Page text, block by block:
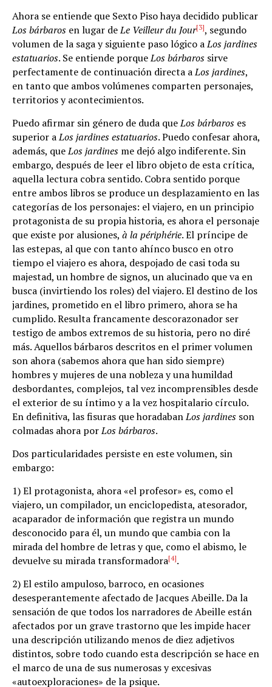
Ahora se entiende que Sexto Piso haya decidido publicar
Los bárbaros en lugar deLe Veilleur du Jour[3], segundo
volumen de la saga y siguiente paso lógico aLos jardines
estatuarios. Se entiende porqueLos bárbaros sirve
perfectamente de continuación directa aLos jardines,
en tanto que ambos volúmenes comparten personajes,
territorios y acontecimientos.
Puedo afirmar sin género de duda queLos bárbaros es
superior aLos jardines estatuarios. Puedo confesar ahora,
además, queLos jardines me dejó algo indiferente. Sin
embargo, después de leer el libro objeto de esta crítica,
aquella lectura cobra sentido. Cobra sentido porque
entre ambos libros se produce un desplazamiento en las
categorías de los personajes: el viajero, en un principio
protagonista de su propia historia, es ahora el personaje
que existe por alusiones, à la périphérie. El príncipe de
las estepas, al que con tanto ahínco busco en otro
tiempo el viajero es ahora, despojado de casi toda su
majestad, un hombre de signos, un alucinado que va en
busca (invirtiendo los roles) del viajero. El destino de los
jardines, prometido en el libro primero, ahora se ha
cumplido. Resulta francamente descorazonador ser
testigo de ambos extremos de su historia, pero no diré
más. Aquellos bárbaros descritos en el primer volumen
son ahora (sabemos ahora que han sido siempre)
hombres y mujeres de una nobleza y una humildad
desbordantes, complejos, tal vez incomprensibles desde
el exterior de su íntimo y a la vez hospitalario círculo.
En definitiva, las fisuras que horadabanLos jardines son
colmadas ahora porLos bárbaros.
Dos particularidades persiste en este volumen, sin
embargo:
1) El protagonista, ahora «el profesor» es, como el
viajero, un compilador, un enciclopedista, atesorador,
acaparador de información que registra un mundo
desconocido para él, un mundo que cambia con la
mirada del hombre de letras y que, como el abismo, le
devuelve su mirada transformadora[4].
2) El estilo ampuloso, barroco, en ocasiones
desesperantemente afectado de Jacques Abeille. Da la
sensación de que todos los narradores de Abeille están
afectados por un grave trastorno que les impide hacer
una descripción utilizando menos de diez adjetivos
distintos, sobre todo cuando esta descripción se hace en
el marco de una de sus numerosas y excesivas
«autoexploraciones» de la psique.